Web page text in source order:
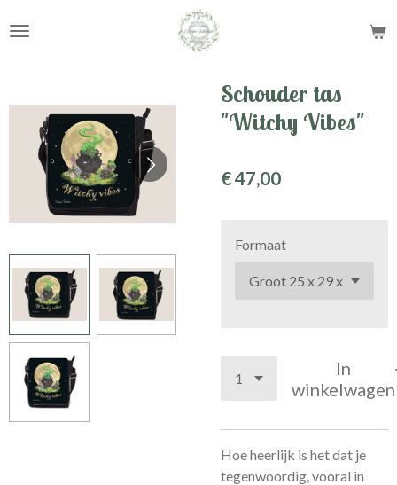
direct
hoofdinhoud
Schouder tas
"Witchy Vibes"
€ 47,00
Formaat
In
winkelwagen
Hoe heerlijk is het dat je
tegenwoordig, vooral in